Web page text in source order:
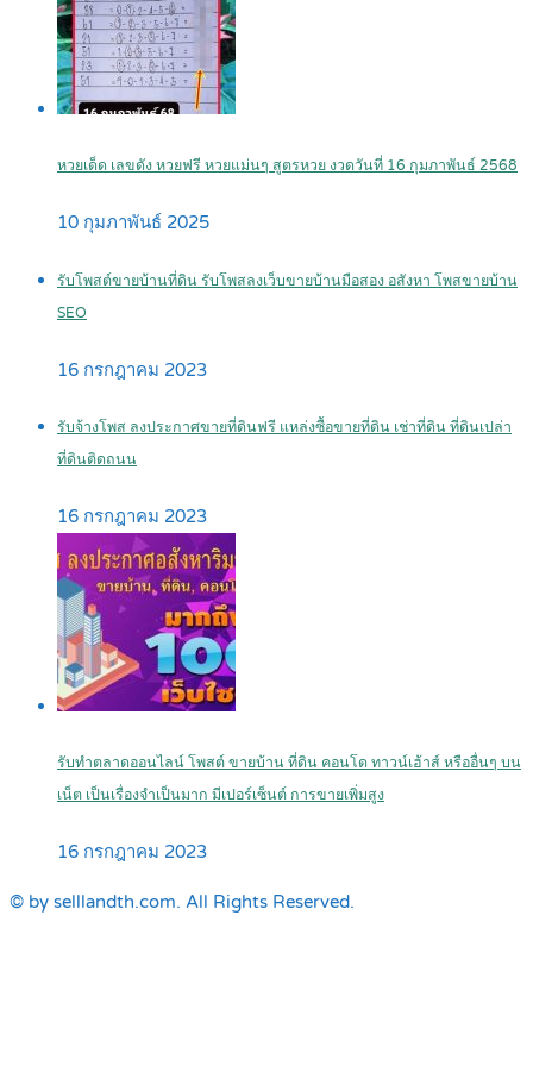
หวยเด็ด เลขดัง หวยฟรี หวยแม่นๆ สูตรหวย งวดวันที่ 16 กุมภาพันธ์ 2568
10 กุมภาพันธ์ 2025
รับโพสต์ขายบ้านที่ดิน รับโพสลงเว็บขายบ้านมือสอง อสังหา โพสขายบ้าน
SEO
16 กรกฎาคม 2023
รับจ้างโพส ลงประกาศขายที่ดินฟรี แหล่งซื้อขายที่ดิน เช่าที่ดิน ที่ดินเปล่า
ที่ดินติดถนน
16 กรกฎาคม 2023
รับทำตลาดออนไลน์ โพสต์ ขายบ้าน ที่ดิน คอนโด ทาวน์เฮ้าส์ หรืออื่นๆ บน
เน็ต เป็นเรื่องจำเป็นมาก มีเปอร์เซ็นต์ การขายเพิ่มสูง
16 กรกฎาคม 2023
© by selllandth.com. All Rights Reserved.